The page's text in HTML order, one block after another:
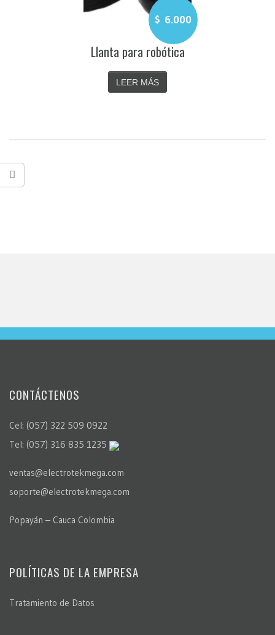
$ 6.000
Llanta para robótica
LEER MÁS
CONTÁCTENOS
Cel: (057) 322 509 0922
Tel: (057) 316 835 1235
ventas@electrotekmega.com
soporte@electrotekmega.com
Popayán – Cauca Colombia
POLÍTICAS DE LA EMPRESA
Tratamiento de Datos